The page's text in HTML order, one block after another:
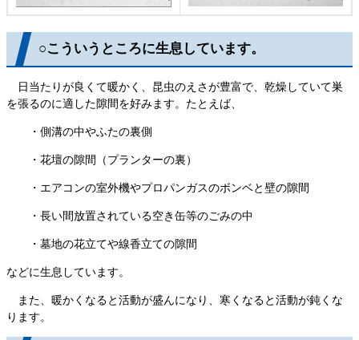
○こういうところに生息しています。
日当たりが良くて暖かく、昆虫のえさが豊富で、乾燥していて巣
を張るのに適した隙間を好みます。たとえば、
・側溝の中やふたの裏側
・花壇の隙間（プランターの裏）
・エアコンの室外機やプロパンガスのボンベと壁の隙間
・長い間放置されている空き缶等のごみの中
・墓地の花立てや線香立ての隙間
などに生息しています。
また、暖かくなると活動が盛んになり、寒くなると活動が鈍くな
ります。